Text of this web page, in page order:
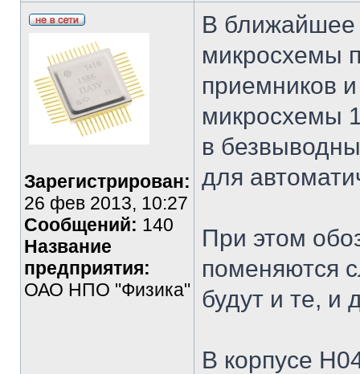
Зарегистрирован:
26 фев 2013, 10:27
Сообщений: 140
Название
предприятия:
ОАО НПО "Физика"
В ближайшее
микросхемы
приемников
микросхемы
в
для
При этом
поменяются
будут и те, и
В корпусе